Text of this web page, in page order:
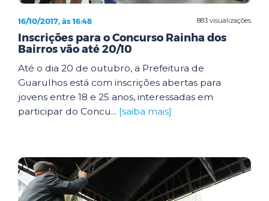
883 visualizações
16/10/2017, às 16:48
Inscrições para o Concurso Rainha dos
Bairros vão até 20/10
Até o dia 20 de outubro, a Prefeitura de
Guarulhos está com inscrições abertas para
jovens entre 18 e 25 anos, interessadas em
participar do Concu... [saiba mais]